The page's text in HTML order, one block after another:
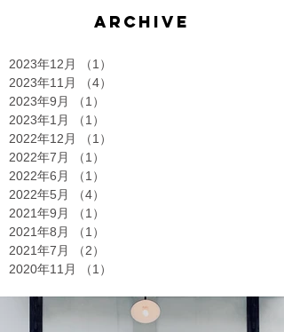
ARCHIVE
2023年12月 （1）
2023年11月
（4）
2023年9月
（1）
2023年1月
（1）
2022年12月
（1）
2022年7月
（1）
2022年6月
（1）
2022年5月
（4）
2021年9月
（1）
2021年8月
（1）
2021年7月
（2）
2020年11月
（1）